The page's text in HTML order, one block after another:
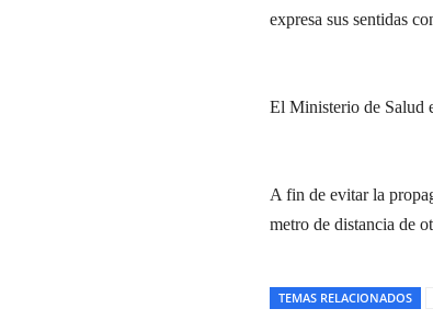
expresa sus sentidas
El Ministerio de Salud
A fin de evitar la
metro de distancia de
TEMAS RELACIONADOS